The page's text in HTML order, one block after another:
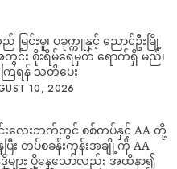
င်းလေးဘက်တွင် စစ်တပ်နှင့် AA တို့
ြီး တပ်စခန်းကုန်းအချို့ကို AA
များ ပို့နေသော်လည်း အထိနာ၍
င့်ပြန်ခေါ်ရ
10, 2026
း ၂ ပတ်နီးပါးကြာမှ ထိုင်းပြန်
ောင်လှိုင် ဟန်ပြကွင်းဆင်း